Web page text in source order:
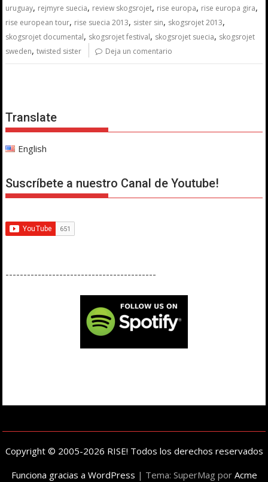
uruguay, rejmyre suecia, review skogsrojet, rise europa, rise europa gira,
rise european tour, rise suecia 2013, sister sin, skogsrojet 2013,
skogsrojet documental, skogsrojet festival, skogsrojet suecia, skogsrojet
sweden,twisted sister Deja un comentario
Translate
English
Suscríbete a nuestro Canal de Youtube!
------------------------------------------
Copyright © 2005-2026 RISE! Todos los derechos reservados
Funciona gracias a WordPress | Tema: SuperMag por Acme